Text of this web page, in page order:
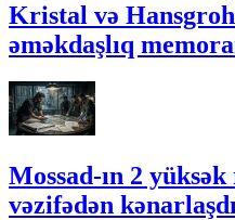
Kristal və
əməkdaşlıq
Mossad-ın 2
vəzifədən